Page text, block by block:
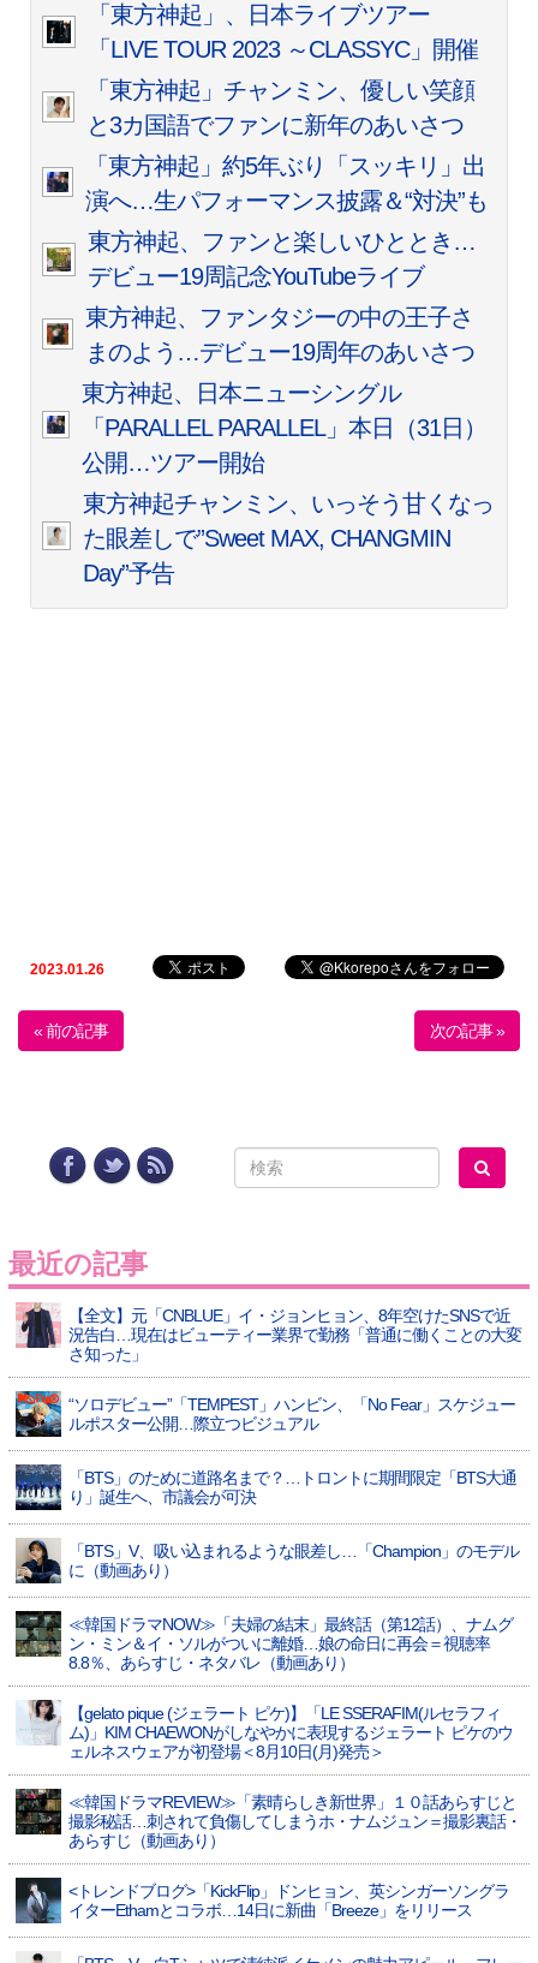
「東方神起」、日本ライブツアー
「LIVE TOUR 2023 ～CLASSYC」開催
「東方神起」チャンミン、優しい笑顔
と3カ国語でファンに新年のあいさつ
「東方神起」約5年ぶり「スッキリ」出
演へ…生パフォーマンス披露＆“対決”も
東方神起、ファンと楽しいひととき…
デビュー19周記念YouTubeライブ
東方神起、ファンタジーの中の王子さ
まのよう…デビュー19周年のあいさつ
東方神起、日本ニューシングル
「PARALLEL PARALLEL」本日（31日）
公開…ツアー開始
東方神起チャンミン、いっそう甘くなっ
た眼差しで”Sweet MAX, CHANGMIN
Day”予告
2023.01.26
« 前の記事 次の記事 »
最近の記事
【全文】元「CNBLUE」イ・ジョンヒョン、8年空けたSNSで近
況告白…現在はビューティー業界で勤務「普通に働くことの大変
さ知った」
“ソロデビュー”「TEMPEST」ハンビン、「No Fear」スケジュー
ルポスター公開…際立つビジュアル
「BTS」のために道路名まで？…トロントに期間限定「BTS大通
り」誕生へ、市議会が可決
「BTS」V、吸い込まれるような眼差し…「Champion」のモデル
に（動画あり）
≪韓国ドラマNOW≫「夫婦の結末」最終話（第12話）、ナムグ
ン・ミン＆イ・ソルがついに離婚…娘の命日に再会＝視聴率
8.8％、あらすじ・ネタバレ（動画あり）
【gelato pique (ジェラート ピケ)】「LE SSERAFIM(ルセラフィ
ム)」KIM CHAEWONがしなやかに表現するジェラート ピケのウ
ェルネスウェアが初登場＜8月10日(月)発売＞
≪韓国ドラマREVIEW≫「素晴らしき新世界」１０話あらすじと
撮影秘話…刺されて負傷してしまうホ・ナムジュン＝撮影裏話・
あらすじ（動画あり）
<トレンドブログ>「KickFlip」ドンヒョン、英シンガーソングラ
イターEthamとコラボ…14日に新曲「Breeze」をリリース